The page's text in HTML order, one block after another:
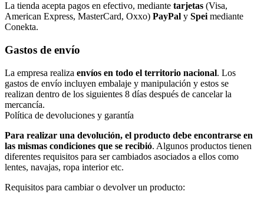
La tienda acepta pagos en efectivo, mediante tarjetas (Visa,
American Express, MasterCard, Oxxo) PayPal y Spei mediante
Conekta.
Gastos de envío
La empresa realiza envíos en todo el territorio nacional. Los
gastos de envío incluyen embalaje y manipulación y estos se
realizan dentro de los siguientes 8 días después de cancelar la
mercancía.
Política de devoluciones y garantía
Para realizar una devolución, el producto debe encontrarse en
las mismas condiciones que se recibió. Algunos productos tienen
diferentes requisitos para ser cambiados asociados a ellos como
lentes, navajas, ropa interior etc.
Requisitos para cambiar o devolver un producto: